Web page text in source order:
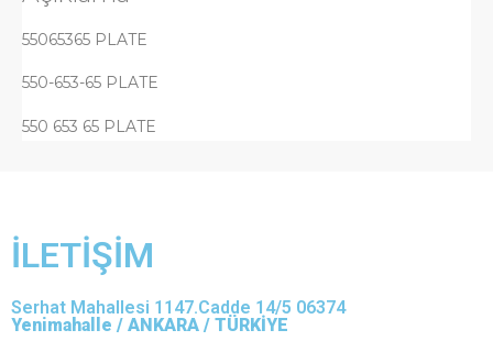
55065365 PLATE
550-653-65 PLATE
550 653 65 PLATE
İLETİŞİM
Serhat Mahallesi 1147.Cadde 14/5 06374
Yenimahalle / ANKARA / TÜRKİYE